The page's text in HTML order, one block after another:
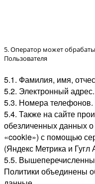
5. Оператор может
Пользователя
5.1. Фамилия, имя,
5.2. Электронный адрес.
5.3. Номера телефонов.
5.4. Также на сайте
обезличенных данных о
«cookie») с помощью
(Яндекс Метрика и Гугл
5.5.
Политики объединены